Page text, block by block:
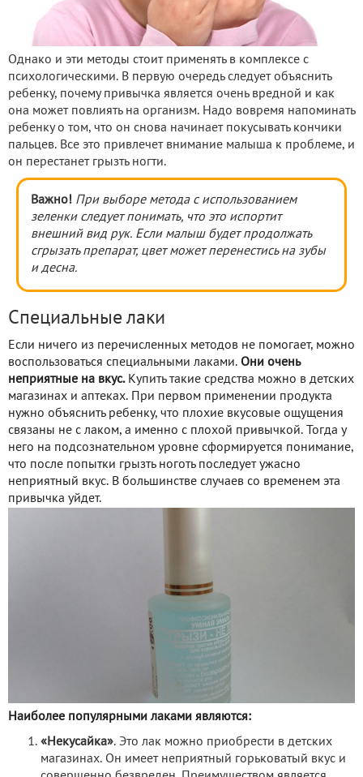
Однако и эти методы стоит применять в комплексе с
психологическими. В первую очередь следует объяснить
ребенку, почему привычка является очень вредной и как
она может повлиять на организм. Надо вовремя напоминать
ребенку о том, что он снова начинает покусывать кончики
пальцев. Все это привлечет внимание малыша к проблеме, и
он перестанет грызть ногти.
Важно! При выборе метода с использованием
зеленки следует понимать, что это испортит
внешний вид рук. Если малыш будет продолжать
сгрызать препарат, цвет может перенестись на зубы
и десна.
Специальные лаки
Если ничего из перечисленных методов не помогает, можно
воспользоваться специальными лаками. Они очень
неприятные на вкус.Купить такие средства можно в детских
магазинах и аптеках. При первом применении продукта
нужно объяснить ребенку, что плохие вкусовые ощущения
связаны не с лаком, а именно с плохой привычкой. Тогда у
него на подсознательном уровне сформируется понимание,
что после попытки грызть ноготь последует ужасно
неприятный вкус. В большинстве случаев со временем эта
привычка уйдет.
Наиболее популярными лаками являются:
«Некусайка». Это лак можно приобрести в детских
магазинах. Он имеет неприятный горьковатый вкус и